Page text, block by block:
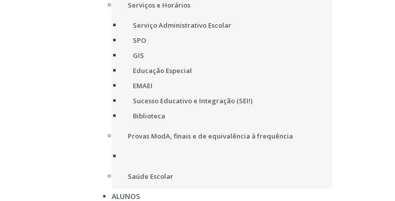
Serviços e Horários
Serviço Administrativo Escolar
SPO
GIS
Educação Especial
EMAEI
Sucesso Educativo e Integração (SEI!)
Biblioteca
Provas ModA, finais e de equivalência à frequência
Saúde Escolar
ALUNOS